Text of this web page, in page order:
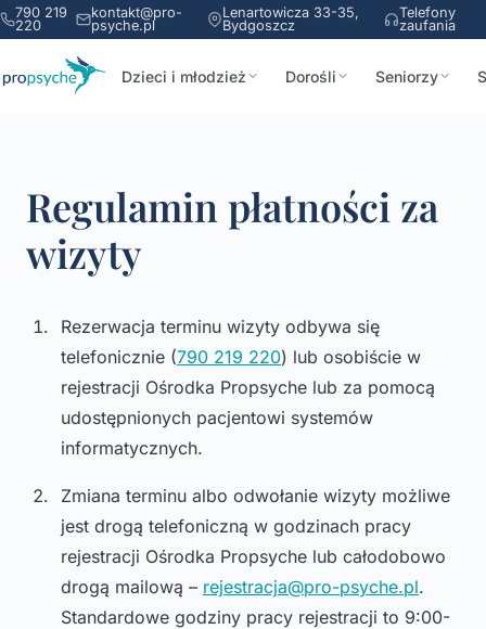
790 219
220
kontakt@pro-
psyche.pl
Lenartowicza 33-35,
Bydgoszcz
Telefony
zaufania
Dzieci i młodzież Dorośli Seniorzy
Regulamin płatności za
wizyty
Rezerwacja terminu wizyty odbywa się
telefonicznie (790 219 220) lub osobiście w
rejestracji Ośrodka Propsyche lub za pomocą
udostępnionych pacjentowi systemów
informatycznych.
Zmiana terminu albo odwołanie wizyty możliwe
jest drogą telefoniczną w godzinach pracy
rejestracji Ośrodka Propsyche lub całodobowo
drogą mailową – rejestracja@pro-psyche.pl.
Standardowe godziny pracy rejestracji to 9:00-